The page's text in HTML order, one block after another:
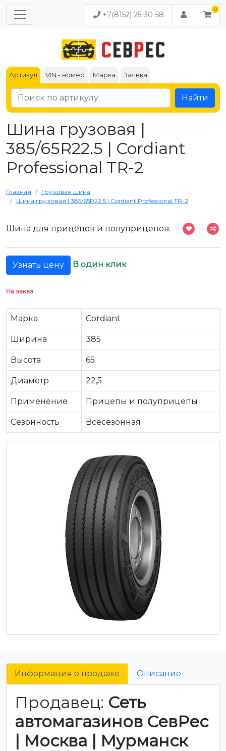
+7(8152) 25-30-58
Артикул VIN - номер Марка Заявка
Найти
Шина грузовая |
385/65R22.5 | Cordiant
Professional TR-2
Главная
Грузовая шина
Шина грузовая | 385/65R22.5 | Cordiant Professional TR-2
Шина для прицепов и полуприцепов.
Узнать цену В один клик
На заказ
Марка Cordiant
Ширина 385
Высота 65
Диаметр 22,5
Применение Прицепы и полуприцепы
Сезонность Всесезонная
Информация о продаже Описание
Продавец: Сеть
автомагазинов СевРес
| Москва | Мурманск